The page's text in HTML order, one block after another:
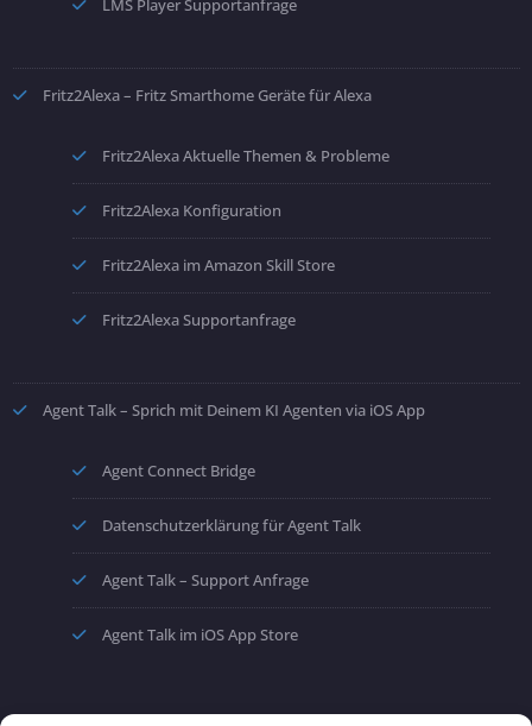
LMS Player Supportanfrage
Fritz2Alexa – Fritz Smarthome Geräte für Alexa
Fritz2Alexa Aktuelle Themen & Probleme
Fritz2Alexa Konfiguration
Fritz2Alexa im Amazon Skill Store
Fritz2Alexa Supportanfrage
Agent Talk – Sprich mit Deinem KI Agenten via iOS App
Agent Connect Bridge
Datenschutzerklärung für Agent Talk
Agent Talk – Support Anfrage
Agent Talk im iOS App Store